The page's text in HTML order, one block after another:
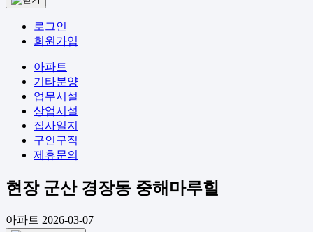
로그인
회원가입
아파트
기타분양
업무시설
상업시설
집사일지
구인구직
제휴문의
현장 군산 경장동 중해마루힐
아파트 2026-03-07